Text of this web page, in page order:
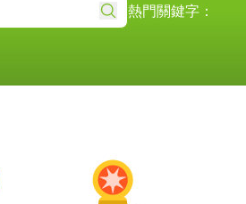
熱門關鍵字：